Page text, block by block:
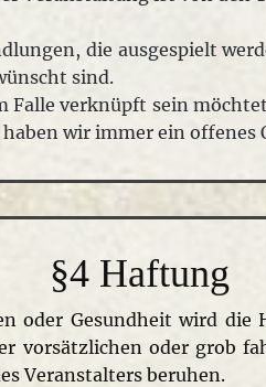
die ausgespielt
sind.
verknüpft sein
wir immer ein offenes
§4 Haftung
oder Gesundheit wird
vorsätzlichen oder grob
Veranstalters beruhen.